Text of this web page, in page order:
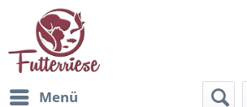
Menü